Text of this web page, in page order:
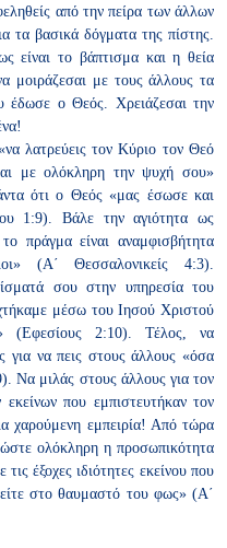
από την πείρα των άλλων
τα βασικά δόγματα της πίστης.
είναι το βάπτισμα και η θεία
μοιράζεσαι με τους άλλους τα
έδωσε ο Θεός.
Χρειάζεσαι την
λατρεύεις τον Κύριο τον Θεό
με ολόκληρη την ψυχή σου»
ότι ο Θεός«μας έσωσε και
1:9). Βάλε την αγιότητα ως
πράγμα είναι αναμφισβήτητα
(Α΄ Θεσσαλονικείς 4:3).
σου στην υπηρεσία του
μέσω του Ιησού Χριστού
(Εφεσίους 2:10). Τέλος, να
για να πεις στους άλλους «όσα
Να μιλάς στους άλλους για τον
που εμπιστευτήκαν τον
χαρούμενη εμπειρία! Από τώρα
ώστε ολόκληρη η προσωπικότητα
έξοχες ιδιότητες εκείνου που
στοθαυμαστό του φως» (Α΄